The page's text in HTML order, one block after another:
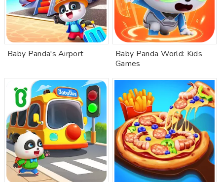
Baby Panda's Airport
Baby Panda World: Kids
Games